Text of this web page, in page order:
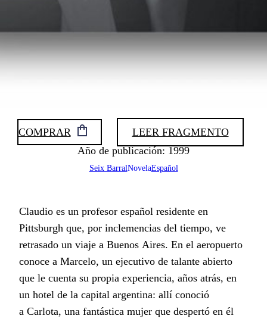
COMPRAR
LEER FRAGMENTO
Año de publicación: 1999
Seix BarralNovelaEspañol
Claudio es un profesor español residente en
Pittsburgh que, por inclemencias del tiempo, ve
retrasado un viaje a Buenos Aires. En el aeropuerto
conoce a Marcelo, un ejecutivo de talante abierto
que le cuenta su propia experiencia, años atrás, en
un hotel de la capital argentina: allí conoció
a Carlota, una fantástica mujer que despertó en él